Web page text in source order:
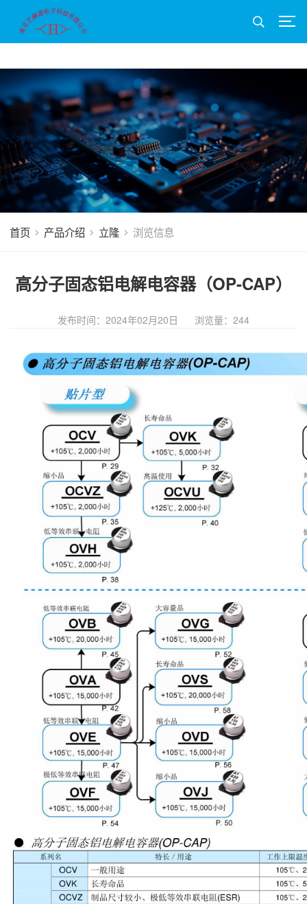
首页 产品介绍 立隆 浏览信息
高分子固态铝电解电容器（OP-CAP）
发布时间：2024年02月20日 浏览量： 244